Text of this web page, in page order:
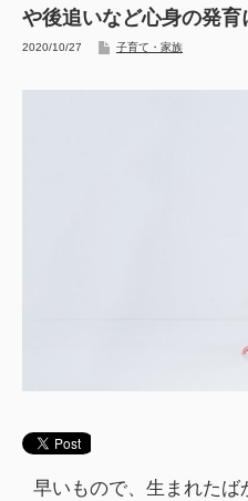
や後追いなど心身の発育
2020/10/27 子育て・家族
早いもので、生まれたば